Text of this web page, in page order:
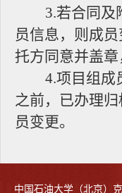
3.若合同及
员信息，则成
托方同意并盖章
4.项目组成
之前，已办理
员变更。
中国石油大学（北京）